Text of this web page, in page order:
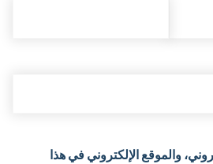
والموقع الإلكتروني في هذا